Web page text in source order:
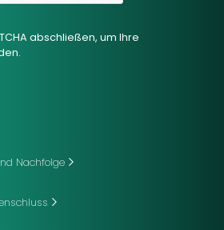
abschließen, um Ihre
Nachfolge